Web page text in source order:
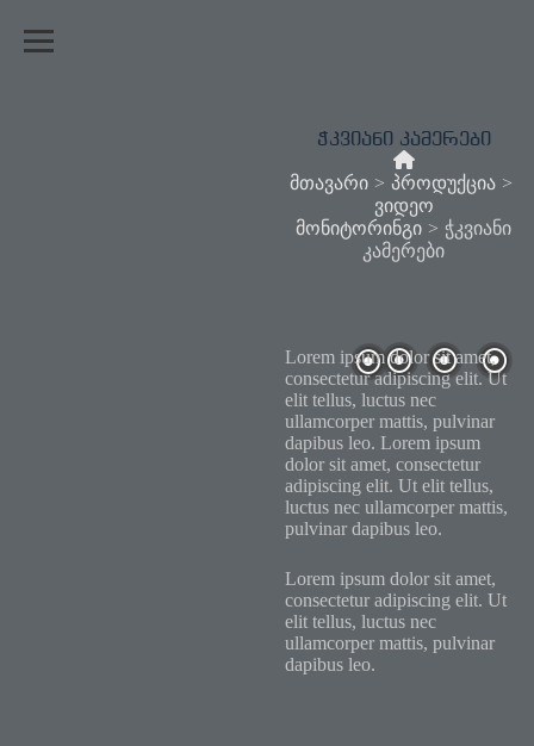
ჭკვიანი კამერები
მთავარი > პროდუქცია >
ვიდეო
მონიტორინგი > ჭკვიანი
კამერები
Lorem ipsum dolor sit amet,
consectetur adipiscing elit. Ut
elit tellus, luctus nec
ullamcorper mattis, pulvinar
dapibus leo. Lorem ipsum
dolor sit amet, consectetur
adipiscing elit. Ut elit tellus,
luctus nec ullamcorper mattis,
pulvinar dapibus leo.
Lorem ipsum dolor sit amet,
consectetur adipiscing elit. Ut
elit tellus, luctus nec
ullamcorper mattis, pulvinar
dapibus leo.